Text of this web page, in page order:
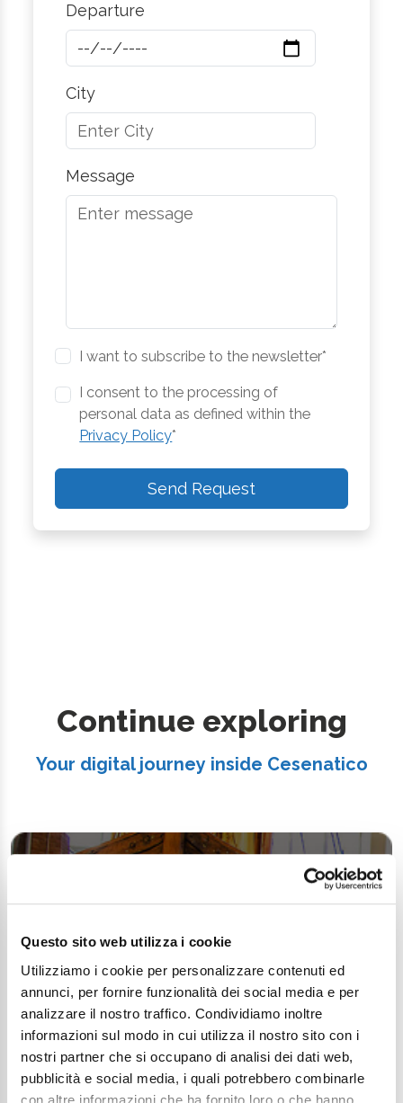
Questo sito web utilizza i cookie
Utilizziamo i cookie per personalizzare contenuti ed
annunci, per fornire funzionalità dei social media e per
analizzare il nostro traffico. Condividiamo inoltre
informazioni sul modo in cui utilizza il nostro sito con i
nostri partner che si occupano di analisi dei dati web,
pubblicità e social media, i quali potrebbero combinarle
con altre informazioni che ha fornito loro o che hanno
Departure
City
Message
I want to subscribe to the newsletter*
I consent to the processing of
personal data as defined within the
Privacy Policy*
Send Request
Continue exploring
Your digital journey inside Cesenatico